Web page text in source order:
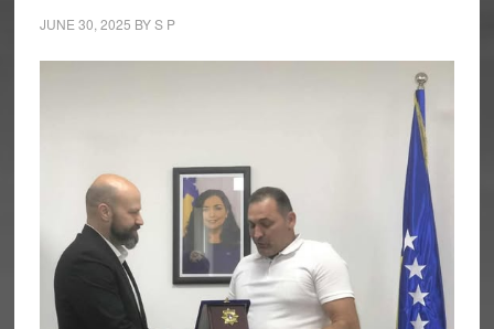
JUNE 30, 2025 BYS P